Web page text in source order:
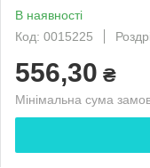
В наявності
Код: 0015225
556,30 ₴
Мінімальна сума